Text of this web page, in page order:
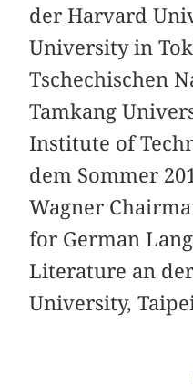
der Harvard
University in
Tschechischen
Tamkang
Institute of
dem Sommer
Wagner
for German
Literature an
University,